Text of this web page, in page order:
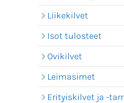
Liikekilvet
Isot tulosteet
Ovikilvet
Leimasimet
Erityiskilvet ja -